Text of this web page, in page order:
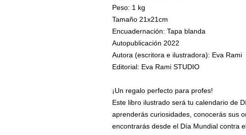
Peso: 1 kg
Tamaño 21x21cm
Encuadernación: Tapa blanda
Autopublicación 2022
Autora (escritora e ilustradora): Eva Rami
Editorial: Eva Rami STUDIO
¡Un regalo perfecto para profes!
Este libro ilustrado será tu calendario de
aprenderás curiosidades, conocerás sus
encontrarás desde el Día Mundial contra